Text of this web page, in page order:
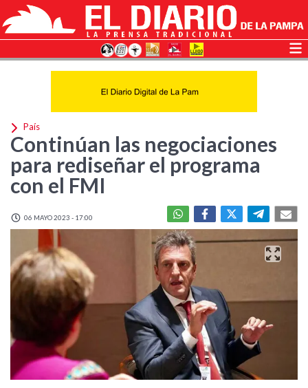
País
Continúan las negociaciones
para rediseñar el programa
con el FMI
06 MAYO 2023 - 17:00